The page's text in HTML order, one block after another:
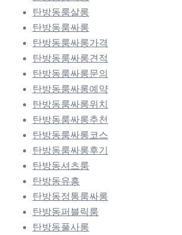
탄방동룸살롱
탄방동룸싸롱
탄방동룸싸롱가격
탄방동룸싸롱견적
탄방동룸싸롱문의
탄방동룸싸롱예약
탄방동룸싸롱위치
탄방동룸싸롱추천
탄방동룸싸롱코스
탄방동룸싸롱후기
탄방동셔츠룸
탄방동유흥
탄방동정통룸싸롱
탄방동퍼블릭룸
탄방동풀사롱